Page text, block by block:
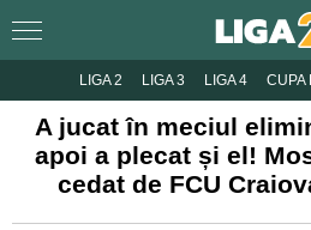
LIGA 2 LIGA 3 LIGA 4 CUPA
A jucat în meciul
apoi a plecat și el!
cedat de FCU